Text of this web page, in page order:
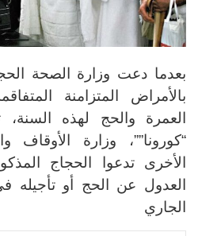
بعدما دعت وزارة الصحة
بالأمراض المتزامنة
العمرة والحج لهذه السنة،
“كورونا””، وزارة الأوقاف
الأخرى تدعوا الحجاج
الجاري